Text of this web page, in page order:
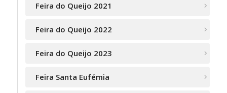
Feira do Queijo 2021
Feira do Queijo 2022
Feira do Queijo 2023
Feira Santa Eufémia